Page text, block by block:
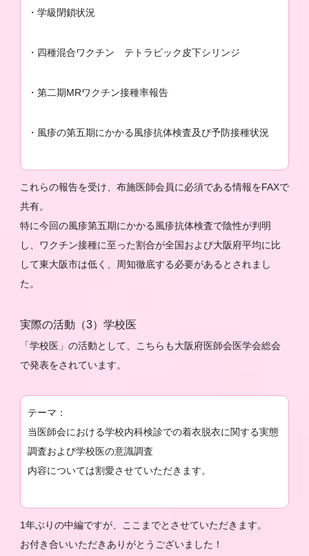
・学級閉鎖状況
・四種混合ワクチン テトラビック皮下シリンジ
・第二期MRワクチン接種率報告
・風疹の第五期にかかる風疹抗体検査及び予防接種状況
これらの報告を受け、布施医師会員に必須である情報をFAXで
共有。
特に今回の風疹第五期にかかる風疹抗体検査で陰性が判明
し、ワクチン接種に至った割合が全国および大阪府平均に比
して東大阪市は低く、周知徹底する必要があるとされまし
た。
実際の活動（3）学校医
「学校医」の活動として、こちらも大阪府医師会医学会総会
で発表をされています。
テーマ：
当医師会における学校内科検診での着衣脱衣に関する実態
調査および学校医の意識調査
内容については割愛させていただきます。
1年ぶりの中編ですが、ここまでとさせていただきます。
お付き合いいただきありがとうございました！